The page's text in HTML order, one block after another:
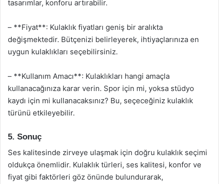
tasarımlar, konforu artırabilir.
– **Fiyat**: Kulaklık fiyatları geniş bir aralıkta
değişmektedir. Bütçenizi belirleyerek, ihtiyaçlarınıza en
uygun kulaklıkları seçebilirsiniz.
– **Kullanım Amacı**: Kulaklıkları hangi amaçla
kullanacağınıza karar verin. Spor için mi, yoksa stüdyo
kaydı için mi kullanacaksınız? Bu, seçeceğiniz kulaklık
türünü etkileyebilir.
5. Sonuç
Ses kalitesinde zirveye ulaşmak için doğru kulaklık seçimi
oldukça önemlidir. Kulaklık türleri, ses kalitesi, konfor ve
fiyat gibi faktörleri göz önünde bulundurarak,